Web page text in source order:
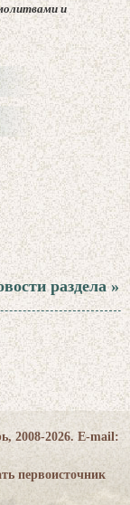
и
раздела »
2008-2026. E-mail:
первоисточник